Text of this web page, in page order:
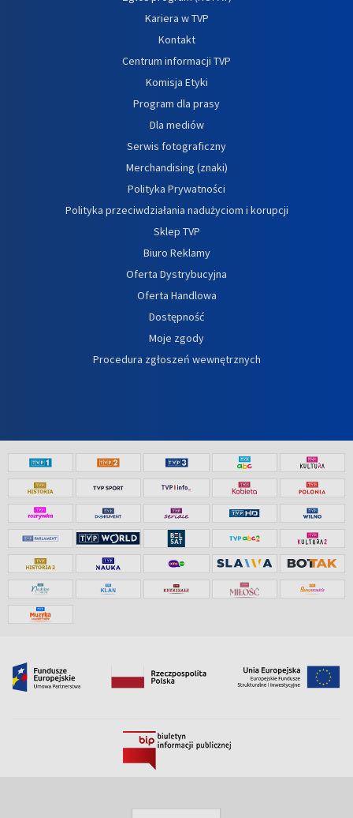
Kariera w TVP
Kontakt
Centrum informacji TVP
Komisja Etyki
Program dla prasy
Dla mediów
Serwis fotograficzny
Merchandising (znaki)
Polityka Prywatności
Polityka przeciwdziałania nadużyciom i korupcji
Sklep TVP
Biuro Reklamy
Oferta Dystrybucyjna
Oferta Handlowa
Dostępność
Moje zgody
Procedura zgłoszeń wewnętrznych